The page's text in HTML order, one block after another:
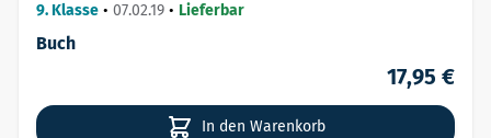
9. Klasse • 07.02.19 • Lieferbar
Buch
17,95 €
In den Warenkorb